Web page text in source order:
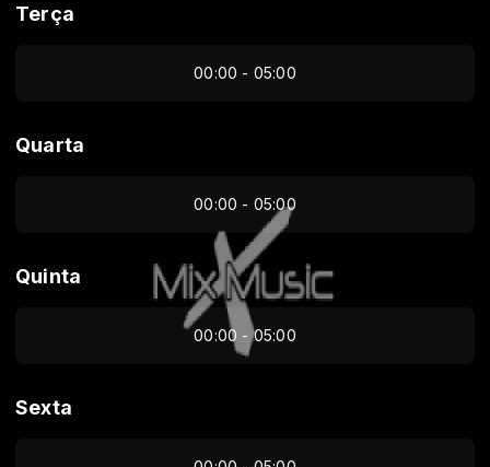
Terça
00:00 - 05:00
Quarta
00:00 - 05:00
Quinta
00:00 - 05:00
Sexta